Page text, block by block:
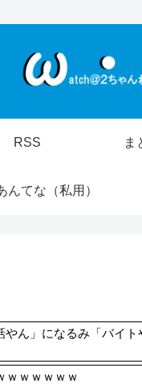
RSS ま
んてな（私用）
やん」になるみ「バイト
ｗｗｗｗｗｗ